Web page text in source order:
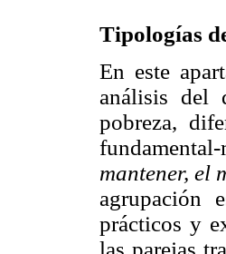
Tipologías
En este
análisis del
pobreza,
mantener, el
agrupación
prácticos y
las parejas